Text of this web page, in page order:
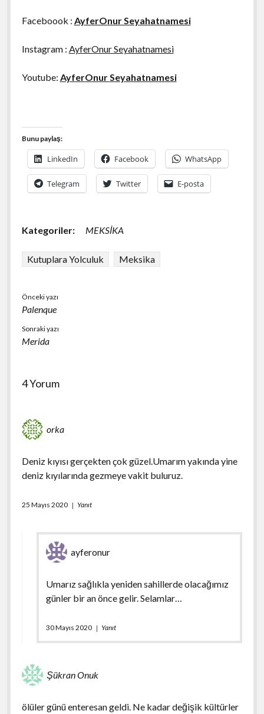
Faceboook : AyferOnur Seyahatnamesi
Instagram : AyferOnur Seyahatnamesi
Youtube: AyferOnurSeyahatnamesi
Bunu paylaş:
LinkedIn Facebook WhatsApp
Telegram Twitter E-posta
Kategoriler: MEKSİKA
Kutuplara Yolculuk Meksika
Önceki yazı
Palenque
Sonraki yazı
Merida
4 Yorum
orka
Deniz kıyısı gerçekten çok güzel.Umarım yakında yine
deniz kıyılarında gezmeye vakit buluruz.
25 Mayıs 2020 Yanıt
ayferonur
Umarız sağlıkla yeniden sahillerde olacağımız
günler bir an önce gelir. Selamlar…
30 Mayıs 2020 Yanıt
Şükran Onuk
ölüler günü enteresan geldi. Ne kadar değişik kültürler